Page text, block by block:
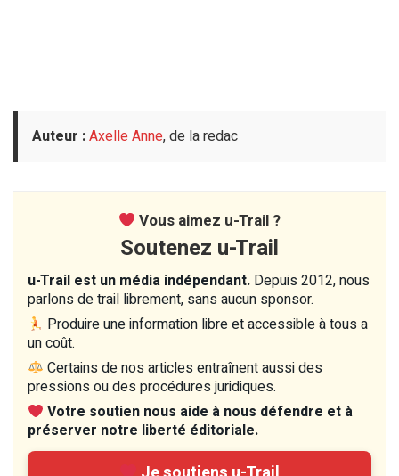
Auteur :Axelle Anne, de la redac
Vous aimez u-Trail ?
Soutenez u-Trail
u-Trail est un média indépendant. Depuis 2012, nous
parlons de trail librement, sans aucun sponsor.
Produire une information libre et accessible à tous a
un coût.
Certains de nos articles entraînent aussi des
pressions ou des procédures juridiques.
Votre soutien nous aide à nous défendre et à
préserver notre liberté éditoriale.